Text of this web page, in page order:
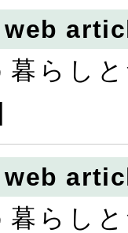
web
暮ら
web
暮ら